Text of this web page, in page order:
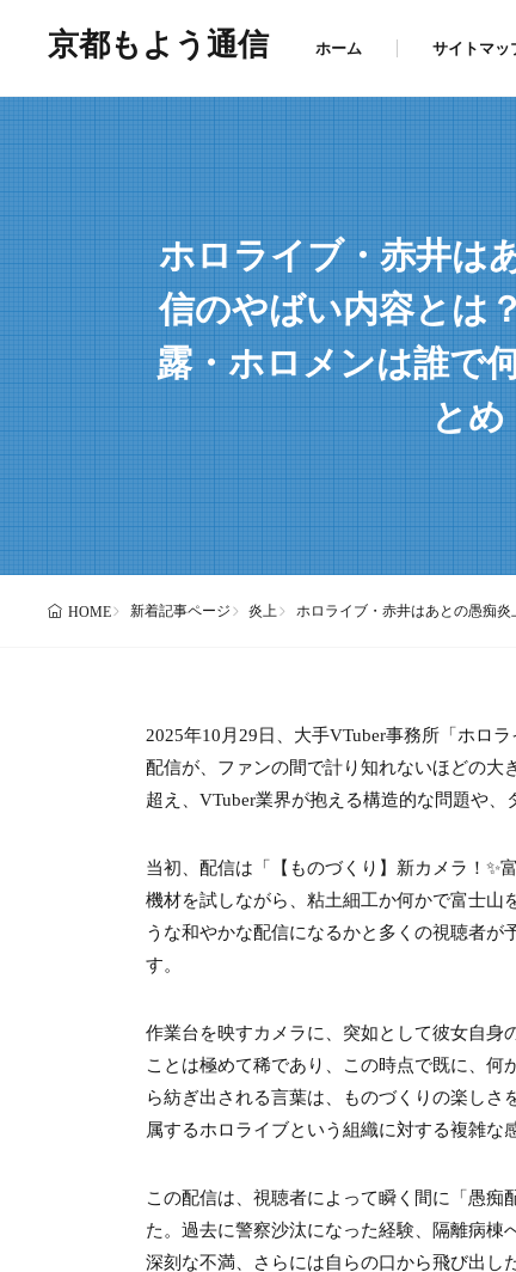
京都もよう通信 ホーム サイトマッ
ホロライブ・赤井は
信のやばい内容とは
露・ホロメンは誰で
とめ
HOME 新着記事ページ 炎上 ホロライブ・赤井はあとの愚痴
2025年10月29日、大手VTuber事務所「ホロ
配信が、ファンの間で計り知れないほどの大
超え、VTuber業界が抱える構造的な問題や
当初、配信は「【ものづくり】新カメラ！✨
機材を試しながら、粘土細工か何かで富士山
うな和やかな配信になるかと多くの視聴者が
す。
作業台を映すカメラに、突如として彼女自身
ことは極めて稀であり、この時点で既に、
ら紡ぎ出される言葉は、ものづくりの楽し
属するホロライブという組織に対する複雑な
この配信は、視聴者によって瞬く間に「愚
た。過去に警察沙汰になった経験、隔離病
深刻な不満、さらには自らの口から飛び出し